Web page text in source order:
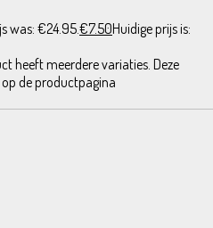
was: €24.95.€7.50Huidige prijs is:
heeft meerdere variaties. Deze
de productpagina